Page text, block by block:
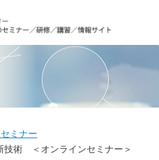
ミナー
技術 ＜オンラインセミナー＞